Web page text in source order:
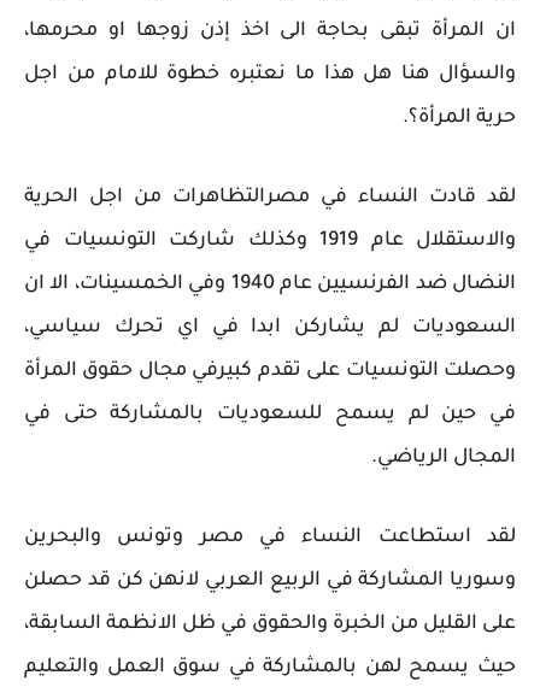
ان المرأة تبقى بحاجة الى اخذ إذن زوجها او محرمها،
والسؤال هنا هل هذا ما نعتبره خطوة للامام من اجل
حرية المرأة؟.
لقد قادت النساء في مصرالتظاهرات من اجل الحرية
والاستقلال عام 1919 وكذلك شاركت التونسيات في
النضال ضد الفرنسيين عام 1940 وفي الخمسينات، الا ان
السعوديات لم يشاركن ابدا في اي تحرك سياسي،
وحصلت التونسيات على تقدم كبيرفي مجال حقوق المرأة
في حين لم يسمح للسعوديات بالمشاركة حتى في
المجال الرياضي.
لقد استطاعت النساء في مصر وتونس والبحرين
وسوريا المشاركة في الربيع العربي لانهن كن قد حصلن
على القليل من الخبرة والحقوق في ظل الانظمة السابقة،
حيث يسمح لهن بالمشاركة في سوق العمل والتعليم